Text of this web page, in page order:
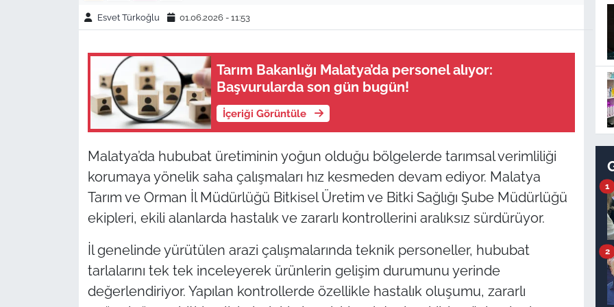
Esvet Türkoğlu 01.06.2026 - 11:53
Tarım Bakanlığı Malatya’da personel alıyor:
Başvurularda son gün bugün!
İçeriği Görüntüle
Malatya’da hububat üretiminin yoğun olduğu bölgelerde tarımsal verimliliği
korumaya yönelik saha çalışmaları hız kesmeden devam ediyor. Malatya
Tarım ve Orman İl Müdürlüğü Bitkisel Üretim ve Bitki Sağlığı Şube Müdürlüğü
ekipleri, ekili alanlarda hastalık ve zararlı kontrollerini aralıksız sürdürüyor.
İl genelinde yürütülen arazi çalışmalarında teknik personeller, hububat
tarlalarını tek tek inceleyerek ürünlerin gelişim durumunu yerinde
değerlendiriyor. Yapılan kontrollerde özellikle hastalık oluşumu, zararlı
1
2